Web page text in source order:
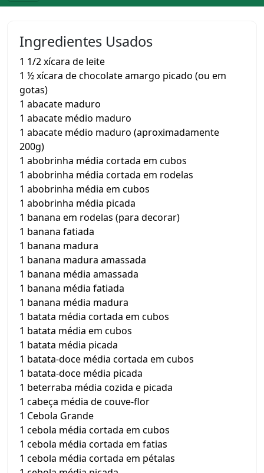
Ingredientes Usados
1 1/2 xícara de leite
1 ½ xícara de chocolate amargo picado (ou em
gotas)
1 abacate maduro
1 abacate médio maduro
1 abacate médio maduro (aproximadamente
200g)
1 abobrinha média cortada em cubos
1 abobrinha média cortada em rodelas
1 abobrinha média em cubos
1 abobrinha média picada
1 banana em rodelas (para decorar)
1 banana fatiada
1 banana madura
1 banana madura amassada
1 banana média amassada
1 banana média fatiada
1 banana média madura
1 batata média cortada em cubos
1 batata média em cubos
1 batata média picada
1 batata-doce média cortada em cubos
1 batata-doce média picada
1 beterraba média cozida e picada
1 cabeça média de couve-flor
1 Cebola Grande
1 cebola média cortada em cubos
1 cebola média cortada em fatias
1 cebola média cortada em pétalas